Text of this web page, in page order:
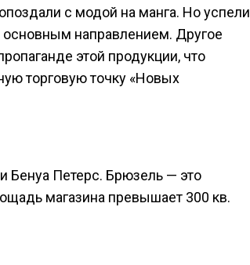
с модой на манга. Но успели
направлением. Другое
этой продукции, что
торговую точку «Новых
Бенуа Петерс. Брюзель — это
магазина превышает 300 кв.